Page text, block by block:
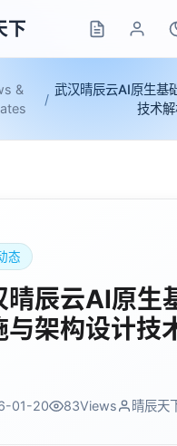
下
&
/
武汉晴辰云AI原生基
技术
态
晴辰云AI原生
与架构设计技
01-20 83Views 晴辰天